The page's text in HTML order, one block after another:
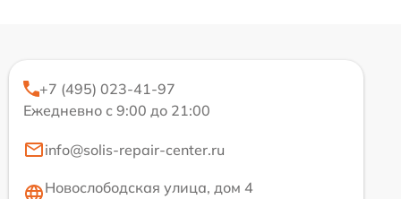
+7 (495) 023-41-97
Ежедневно с 9:00 до 21:00
info@solis-repair-center.ru
Новослободская улица, дом 4